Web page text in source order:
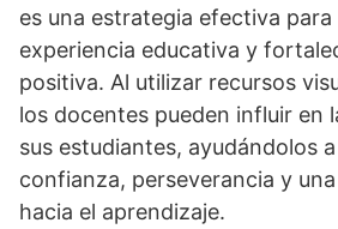
es una estrategia efectiva para
experiencia educativa y
positiva. Al utilizar recursos
los docentes pueden influir en
sus estudiantes, ayudándolos
confianza, perseverancia y
hacia el aprendizaje.